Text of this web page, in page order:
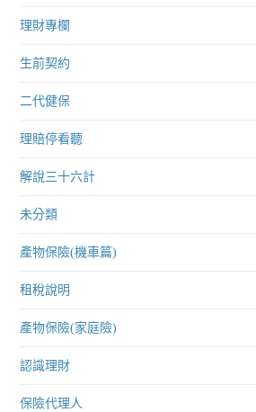
理財專欄
生前契約
二代健保
理賠停看聽
解說三十六計
未分類
產物保險(機車篇)
租稅說明
產物保險(家庭險)
認識理財
保險代理人